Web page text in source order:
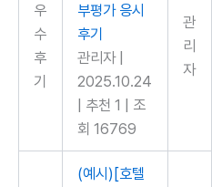
우
수
후
기
부평가 응시
후기
관리자
2025.10.24
추천 1
조
회 16769
관
리
자
(예시)[호텔